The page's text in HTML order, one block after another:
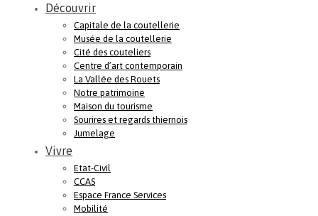
Découvrir
Capitale de la coutellerie
Musée de la coutellerie
Cité des couteliers
Centre d’art contemporain
La Vallée des Rouets
Notre patrimoine
Maison du tourisme
Sourires et regards thiernois
Jumelage
Vivre
Etat-Civil
CCAS
Espace France Services
Mobilité